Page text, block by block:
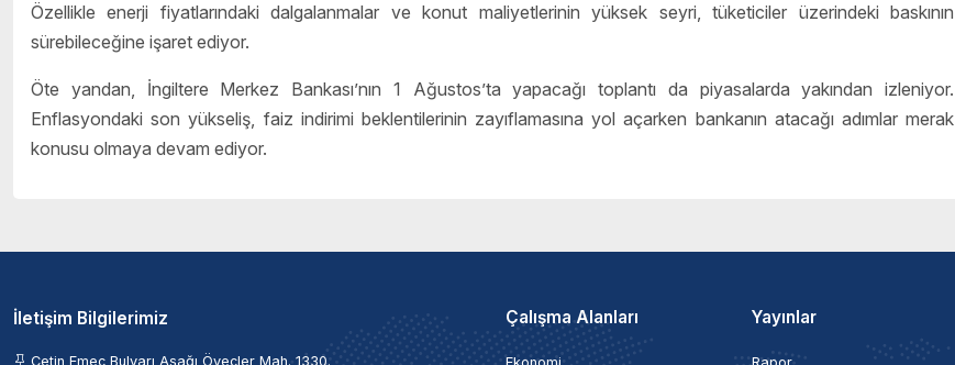
Özellikle enerji fiyatlarındaki dalgalanmalar ve konut maliyetlerinin yüksek seyri, tüketiciler üzerindeki baskının
sürebileceğine işaret ediyor.
Öte yandan, İngiltere Merkez Bankası’nın 1 Ağustos’ta yapacağı toplantı da piyasalarda yakından izleniyor.
Enflasyondaki son yükseliş, faiz indirimi beklentilerinin zayıflamasına yol açarken bankanın atacağı adımlar merak
konusu olmaya devam ediyor.
İletişim Bilgilerimiz
Çetin Emeç Bulvarı Aşağı Öveçler Mah. 1330.
Çalışma Alanları Yayınlar